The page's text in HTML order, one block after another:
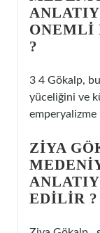
ONEMLI
?
3 4 Gökalp,
yüceliğini ve
emperyalizme
ZIYA
EDILIR ?